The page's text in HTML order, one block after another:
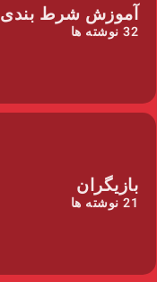
آموزش شرط بندی
32 نوشته ها
بازیگران
21 نوشته ها